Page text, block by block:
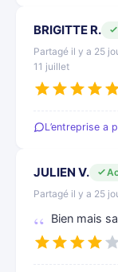
BRIGITTE R.
Partagé il y a 25
11 juillet
L’entreprise a
JULIEN V.
Partagé il y a 25
Bien mais